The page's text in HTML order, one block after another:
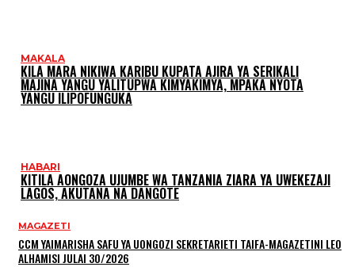
MAKALA
KILA MARA NIKIWA KARIBU KUPATA AJIRA YA SERIKALI
MAJINA YANGU YALITUPWA KIMYAKIMYA, MPAKA NYOTA
YANGU ILIPOFUNGUKA
HABARI
KITILA AONGOZA UJUMBE WA TANZANIA ZIARA YA UWEKEZAJI
LAGOS, AKUTANA NA DANGOTE
MAGAZETI
CCM YAIMARISHA SAFU YA UONGOZI SEKRETARIETI TAIFA-MAGAZETINI LEO
ALHAMISI JULAI 30/2026